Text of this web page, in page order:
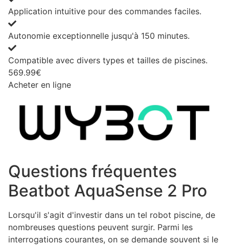
Application intuitive pour des commandes faciles.
Autonomie exceptionnelle jusqu'à 150 minutes.
Compatible avec divers types et tailles de piscines.
569.99€
Acheter en ligne
Questions fréquentes
Beatbot AquaSense 2 Pro
Lorsqu'il s'agit d'investir dans un tel robot piscine, de
nombreuses questions peuvent surgir. Parmi les
interrogations courantes, on se demande souvent si le